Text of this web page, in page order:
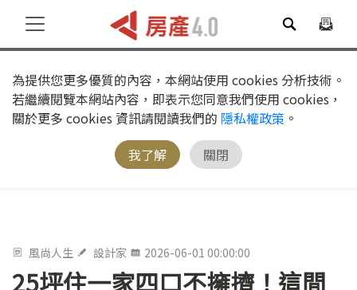
為提供您更多優質的內容，本網站使用 cookies 分析技術。
若繼續閱覽本網站內容，即表示您同意我們使用 cookies，
關於更多 cookies 資訊請閱讀我們的 隱私權政策 。
我了解
關閉
風尚人生 設計家 2026-06-01 00:00:00
25坪住一家四口不擁擠！這間